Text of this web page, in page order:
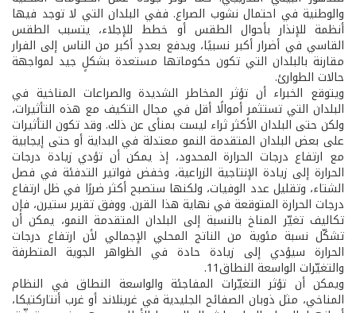
والوطنية في احتمال نشوب الصراع. ففي البلدان التي لا توجد فيها
أنظمة للإنذار بأحوال الطقس أو خطط للإجلاء، يتسبب الطقس
القاسي في أضرار أكبر نسبيًا، ويدفع بعددٍ أكبر من الناس إلى الفرار
مقارنة بالبلدان التي تكون حكوماتها مستعدة بشكلٍ جيد لمواجهة
حالات الطوارئ.
ويتوقع الخبراء أن تؤثر المخاطر الشديدة والصراعات المناخية في
البلدان التي تستثمر أموالًا أقل في مجال التكيف مع هذه التأثيرات،
ولكن حتى البلدان الأكثر ثراء ليست بمنأى عن ذلك. وقد تكون التأثيرات
على بعض البلدان المتقدمة النمو معتدلة في البداية أو حتى إيجابية
مع ارتفاع درجات الحرارة المحدود، إذ يمكن أن تؤدي زيادة درجات
الحرارة إلى زيادة الإنتاجية الزراعية، وخفض فواتير التدفئة في فصل
الشتاء، وتقليل عدد الوفيات، ولكنها ستصبح أكثر ضررًا في ظل ارتفاع
درجات الحرارة المتوقعة في نهاية هذا القرن. ووفق تقرير ستيرن، فإن
تكاليف تغيّر المناخ بالنسبة إلى البلدان المتقدمة النمو، يمكن أن
تشكّل نسبة مئوية من الناتج المحلي الإجمالي لأن ارتفاع درجات
الحرارة سيؤدي إلى زيادة حادة في الظواهر الجوية المتطرفة
والتغيّرات الواسعة النطاق11.
ويمكن أن تؤثر التغيّرات المفاجئة والواسعة النطاق في النظام
المناخي، مثل ذوبان الصفائح الجليدية في غرينلاند أو غرب أنتاركتيكا،